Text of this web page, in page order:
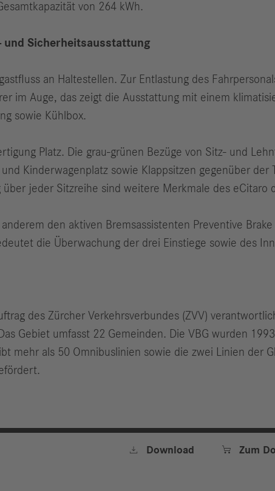
von 264 kWh.
Sicherheitsausstattung
an Haltestellen. Zur Entlastung des
im Auge, das zeigt die Ausstattung mit einem
sowie Kühlbox.
Platz. Die grau-grünen Bezüge von Sitz- und
Kinderwagenplatz sowie Klappsitzen gegenüber der
jeder Sitzreihe sind weitere Merkmale des eCitaro
den aktiven Brems­assistenten Preventive
die Überwachung der drei Einstiege sowie des
des Zürcher Verkehrs­verbundes (ZVV)
Gebiet umfasst 22 Gemeinden. Die VBG wurden
mehr als 50 Omnibuslinien sowie die zwei Linien der
 Download  Zum